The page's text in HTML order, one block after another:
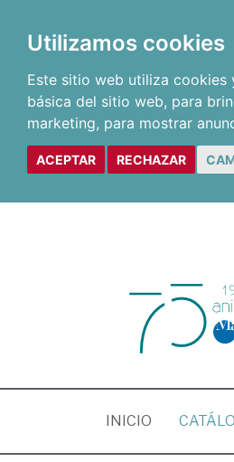
Utilizamos cookies
Este sitio web utiliza cookies
básica del sitio web, para
marketing, para mostrar
ACEPTAR RECHAZAR
INICIO (CURRENT)